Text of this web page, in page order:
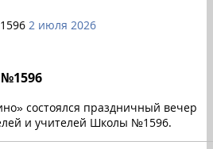
2 июля 2026
состоялся праздничный вечер
и учителей Школы №1596.